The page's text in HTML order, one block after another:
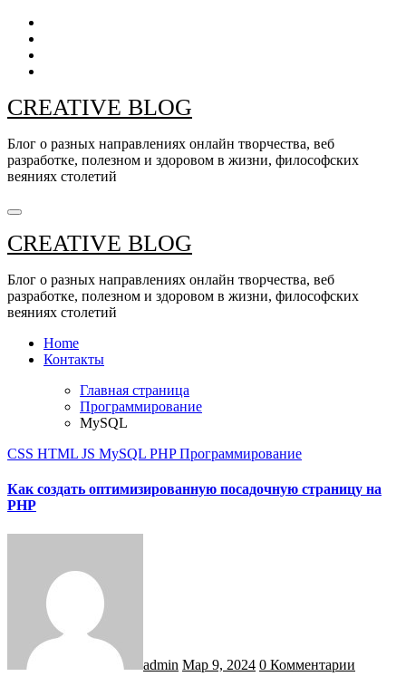
Перейти
содержанию
CREATIVE BLOG
Блог о разных направлениях онлайн творчества, веб
разработке, полезном и здоровом в жизни, философских
веяниях столетий
CREATIVE BLOG
Блог о разных направлениях онлайн творчества, веб
разработке, полезном и здоровом в жизни, философских
веяниях столетий
Home
Контакты
Главная страница
Программирование
MySQL
CSS HTML JS MySQL PHPПрограммирование
Как создать оптимизированную посадочную страницу на
PHP
admin Мар 9, 2024 0 Комментарии